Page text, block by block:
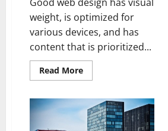
Good web design has visual
weight, is optimized for
various devices, and has
content that is prioritized...
Read MoreRead
more
will
do
to
banks